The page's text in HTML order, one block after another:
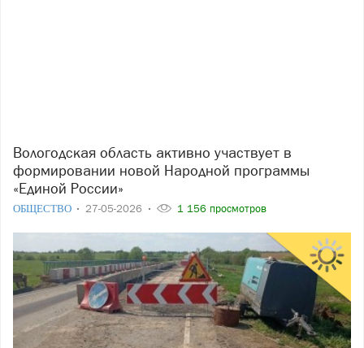
Вологодская область активно участвует в
формировании новой Народной программы
«Единой России»
ОБЩЕСТВО 27-05-2026 1 156 просмотров